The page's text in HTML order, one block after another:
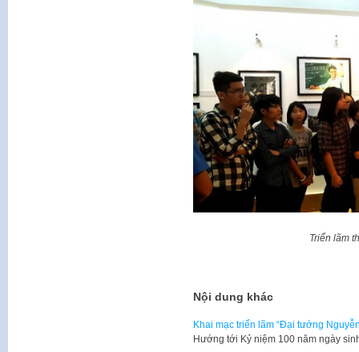
Triển lãm
Nội dung khác
Khai mạc triển lãm “Đại tướng
Hướng tới Kỷ niệm 100 năm ngày